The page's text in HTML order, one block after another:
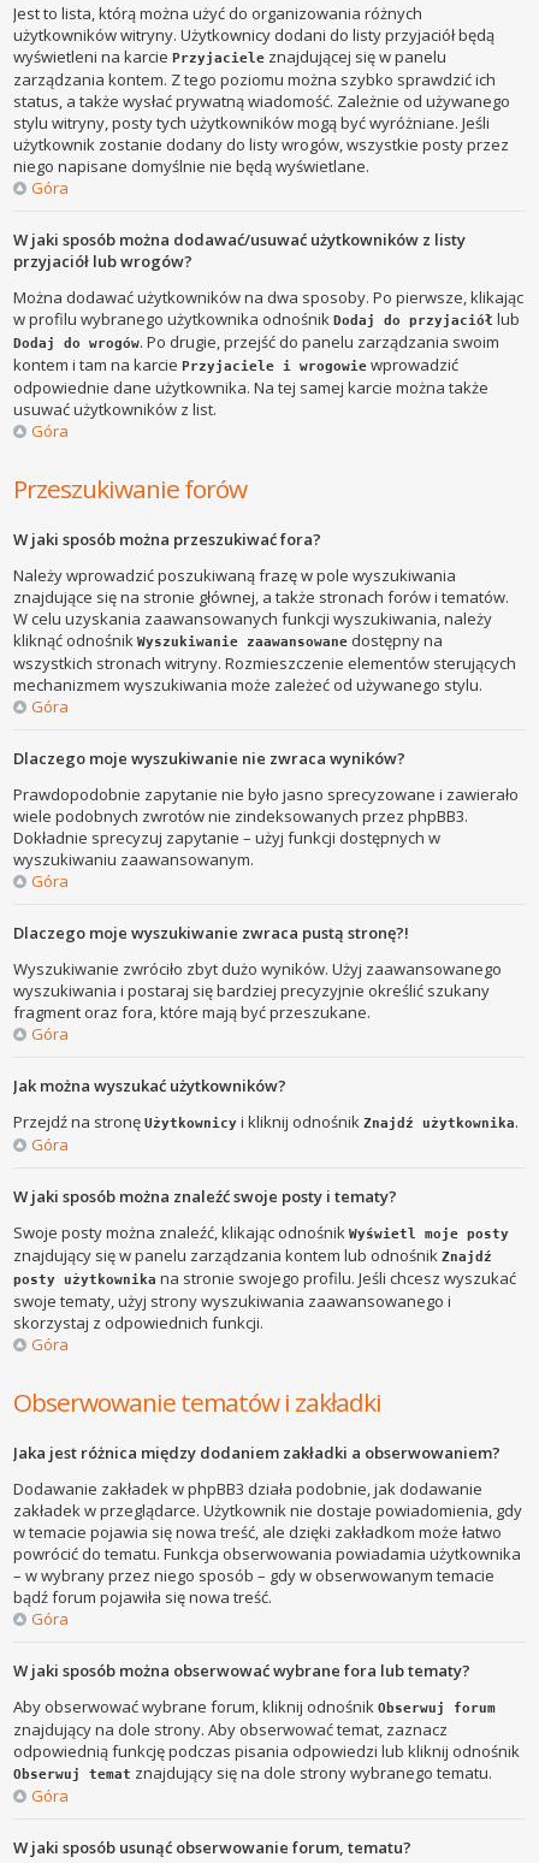
Jest to lista, którą można użyć do organizowania różnych
użytkowników witryny. Użytkownicy dodani do listy przyjaciół będą
wyświetleni na karciePrzyjaciele znajdującej się w panelu
zarządzania kontem. Z tego poziomu można szybko sprawdzić ich
status, a także wysłać prywatną wiadomość. Zależnie od używanego
stylu witryny, posty tych użytkowników mogą być wyróżniane. Jeśli
użytkownik zostanie dodany do listy wrogów, wszystkie posty przez
niego napisane domyślnie nie będą wyświetlane.
Góra
W jaki sposób można dodawać/usuwać użytkowników z listy
przyjaciół lub wrogów?
Można dodawać użytkowników na dwa sposoby. Po pierwsze, klikając
w profilu wybranego użytkownika odnośnikDodaj do przyjaciół lub
Dodaj do wrogów. Po drugie, przejść do panelu zarządzania swoim
kontem i tam na karciePrzyjaciele i wrogowie wprowadzić
odpowiednie dane użytkownika. Na tej samej karcie można także
usuwać użytkowników z list.
Góra
Przeszukiwanie forów
W jaki sposób można przeszukiwać fora?
Należy wprowadzić poszukiwaną frazę w pole wyszukiwania
znajdujące się na stronie głównej, a także stronach forów i tematów.
W celu uzyskania zaawansowanych funkcji wyszukiwania, należy
kliknąć odnośnikWyszukiwanie zaawansowane dostępny na
wszystkich stronach witryny. Rozmieszczenie elementów sterujących
mechanizmem wyszukiwania może zależeć od używanego stylu.
Góra
Dlaczego moje wyszukiwanie nie zwraca wyników?
Prawdopodobnie zapytanie nie było jasno sprecyzowane i zawierało
wiele podobnych zwrotów nie zindeksowanych przez phpBB3.
Dokładnie sprecyzuj zapytanie – użyj funkcji dostępnych w
wyszukiwaniu zaawansowanym.
Góra
Dlaczego moje wyszukiwanie zwraca pustą stronę?!
Wyszukiwanie zwróciło zbyt dużo wyników. Użyj zaawansowanego
wyszukiwania i postaraj się bardziej precyzyjnie określić szukany
fragment oraz fora, które mają być przeszukane.
Góra
Jak można wyszukać użytkowników?
Przejdź na stronęUżytkownicy i kliknij odnośnikZnajdź użytkownika.
Góra
W jaki sposób można znaleźć swoje posty i tematy?
Swoje posty można znaleźć, klikając odnośnikWyświetl moje posty
znajdujący się w panelu zarządzania kontem lub odnośnikZnajdź
posty użytkownika na stronie swojego profilu. Jeśli chcesz wyszukać
swoje tematy, użyj strony wyszukiwania zaawansowanego i
skorzystaj z odpowiednich funkcji.
Góra
Obserwowanie tematów i zakładki
Jaka jest różnica między dodaniem zakładki a obserwowaniem?
Dodawanie zakładek w phpBB3 działa podobnie, jak dodawanie
zakładek w przeglądarce. Użytkownik nie dostaje powiadomienia, gdy
w temacie pojawia się nowa treść, ale dzięki zakładkom może łatwo
powrócić do tematu. Funkcja obserwowania powiadamia użytkownika
– w wybrany przez niego sposób – gdy w obserwowanym temacie
bądź forum pojawiła się nowa treść.
Góra
W jaki sposób można obserwować wybrane fora lub tematy?
Aby obserwować wybrane forum, kliknij odnośnikObserwuj forum
znajdujący na dole strony. Aby obserwować temat, zaznacz
odpowiednią funkcję podczas pisania odpowiedzi lub kliknij odnośnik
Obserwuj temat znajdujący się na dole strony wybranego tematu.
Góra
W jaki sposób usunąć obserwowanie forum, tematu?